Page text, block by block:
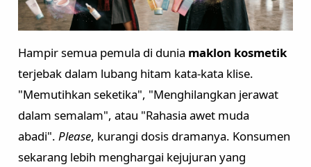
Formulasi Kustom Kemasan Khusus
Hampir semua pemula di dunia maklon kosmetik
terjebak dalam lubang hitam kata-kata klise.
"Memutihkan seketika", "Menghilangkan jerawat
dalam semalam", atau "Rahasia awet muda
abadi". Please, kurangi dosis dramanya. Konsumen
sekarang lebih menghargai kejujuran yang